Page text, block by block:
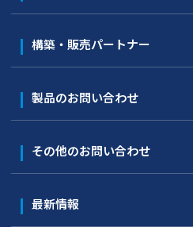
構築・販売パートナー
製品のお問い合わせ
その他のお問い合わせ
最新情報